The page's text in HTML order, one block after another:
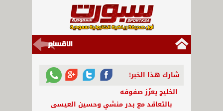
شارك هذا الخبر!
الخليج يعزّز صفوفه
بالتعاقد مع بدر منشي وحسين العيسى